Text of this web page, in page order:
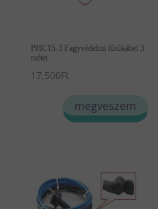
PHC15-3 Fagyvédelmi fűtőkábel 3
méter
17,500Ft
megveszem